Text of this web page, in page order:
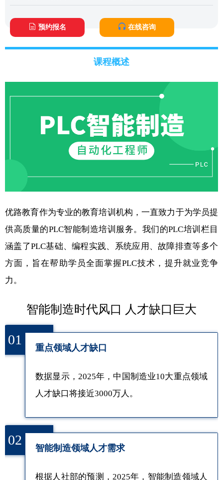
预约报名 在线咨询
课程概述
优路教育作为专业的教育培训机构，一直致力于为学员提
供高质量的PLC智能制造培训服务。我们的PLC培训栏目
涵盖了PLC基础、编程实践、系统应用、故障排查等多个
方面，旨在帮助学员全面掌握PLC技术，提升就业竞争
力。
智能制造时代风口 人才缺口巨大
01
重点领域人才缺口
数据显示，2025年，中国制造业10大重点领域
人才缺口将接近3000万人。
02
智能制造领域人才需求
根据人社部的预测，2025年，智能制造领域人